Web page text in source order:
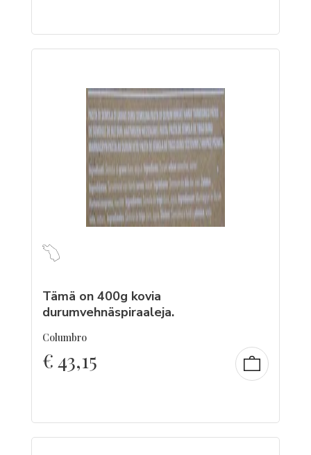
Tämä on 400g kovia
durumvehnäspiraaleja.
Columbro
€43,15